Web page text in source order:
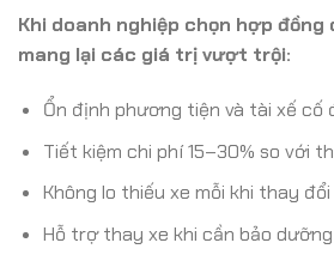
Khi doanh nghiệp chọn hợp đồng
mang lại các giá trị vượt trội:
Ổn định phương tiện và tài xế cố
Tiết kiệm chi phí 15–30% so với
Không lo thiếu xe mỗi khi thay
Hỗ trợ thay xe khi cần bảo dưỡng